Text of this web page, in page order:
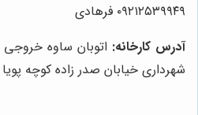
۰۹۲۱۲۵۳۹۹۴۹ فرهادی
آدرس کارخانه: اتوبان ساوه
شهرداری خیابان صدر زاده کوچه پویا